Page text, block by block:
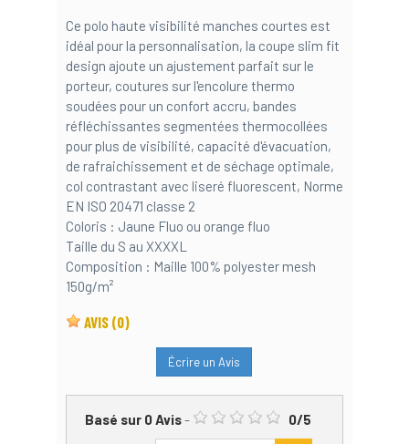
Ce polo haute visibilité manches courtes est
idéal pour la personnalisation, la coupe slim fit
design ajoute un ajustement parfait sur le
porteur, coutures sur l'encolure thermo
soudées pour un confort accru, bandes
réfléchissantes segmentées thermocollées
pour plus de visibilité, capacité d'évacuation,
de rafraichissement et de séchage optimale,
col contrastant avec liseré fluorescent, Norme
EN ISO 20471 classe 2
Coloris : Jaune Fluo ou orange fluo
Taille du S au XXXXL
Composition : Maille 100% polyester mesh
150g/m²
AVIS (0)
Écrire un Avis
Basé sur 0Avis- 0/5